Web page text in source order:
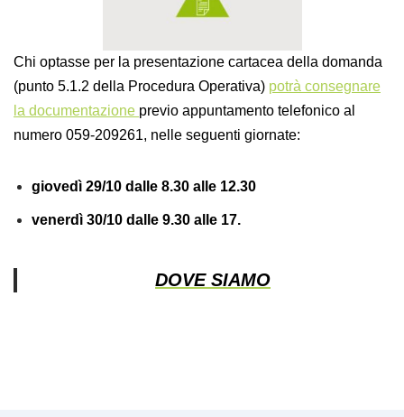
Chi optasse per la presentazione cartacea della domanda
(punto 5.1.2 della Procedura Operativa) potrà consegnare
la documentazione previo appuntamento telefonico al
numero 059-209261, nelle seguenti giornate:
giovedì 29/10 dalle 8.30 alle 12.30
venerdì 30/10 dalle 9.30 alle 17.
DOVE SIAMO